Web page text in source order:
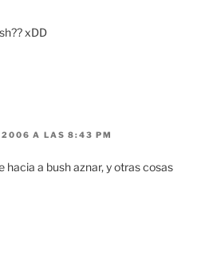
xDD
2006 A LAS 8:43 PM
hacia a bush aznar, y otras cosas